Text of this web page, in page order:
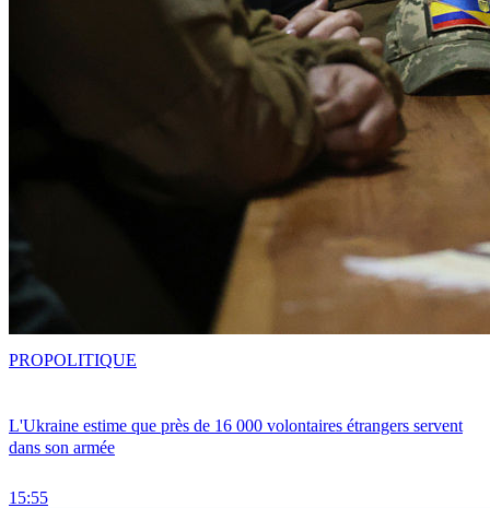
L'Ukraine estime que près de 16 000 volontaires étrangers servent
dans son armée
15:55
PROPOLITIQUE